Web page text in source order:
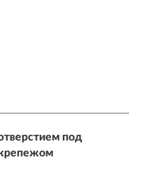
под
крепежом